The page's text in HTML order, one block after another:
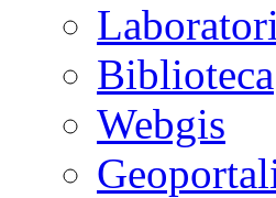
Biblioteca
Webgis